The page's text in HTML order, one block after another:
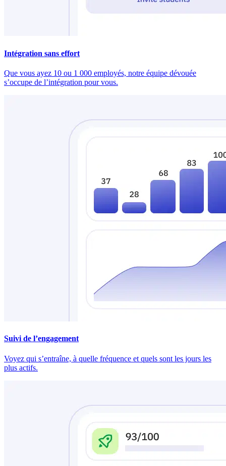
Intégration sans effort
Que vous ayez 10 ou 1 000 employés, notre équipe dévouée
s’occupe de l’intégration pour vous.
Suivi de l’engagement
Voyez qui s’entraîne, à quelle fréquence et quels sont les jours les
plus actifs.